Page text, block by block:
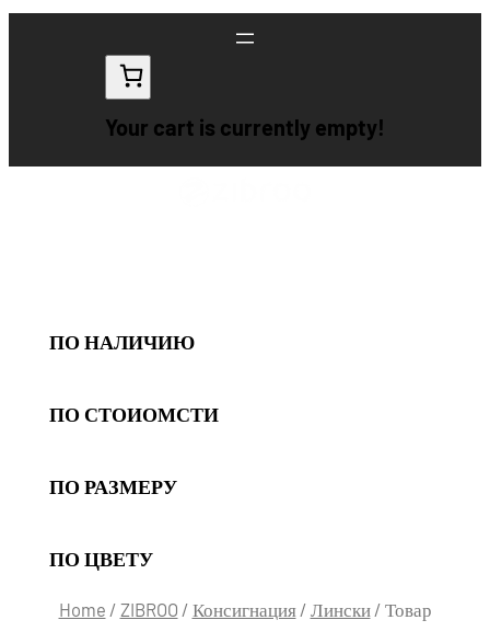
содержимому
Your cart is currently empty!
ПО НАЛИЧИЮ
ПО СТОИОМСТИ
ПО РАЗМЕРУ
ПО ЦВЕТУ
Home / ZIBROO / Консигнация/ Лински/ Товар